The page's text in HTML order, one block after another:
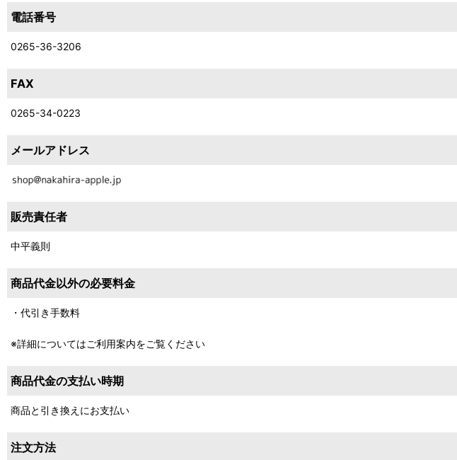
電話番号
0265-36-3206
FAX
0265-34-0223
メールアドレス
販売責任者
中平義則
商品代金以外の必要料金
・代引き手数料
※詳細についてはご利用案内をご覧ください
商品代金の支払い時期
商品と引き換えにお支払い
注文方法